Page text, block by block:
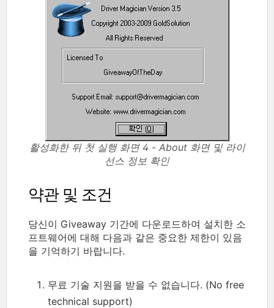
활성화한 뒤 첫 실행 화면 4 - About 화면 및 라이
선스 정보 확인
약관 및 조건
당신이 Giveaway 기간에 다운로드하여 설치한 소
프트웨어에 대해 다음과 같은 중요한 제한이 있음
을 기억하기 바랍니다.
무료 기술 지원을 받을 수 없습니다. (No free
technical support)